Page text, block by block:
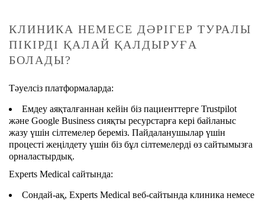
КЛИНИКА НЕМЕСЕ ДӘРІГЕР ТУРАЛЫ
ПІКІРДІ ҚАЛАЙ ҚАЛДЫРУҒА
БОЛАДЫ?
Тәуелсіз платформаларда:
Емдеу аяқталғаннан кейін біз пациенттерге Trustpilot
және Google Business сияқты ресурстарға кері байланыс
жазу үшін сілтемелер береміз. Пайдаланушылар үшін
процесті жеңілдету үшін біз бұл сілтемелерді өз сайтымызға
орналастырдық.
Experts Medical сайтында:
Сондай-ақ, Experts Medical веб-сайтында клиника немесе